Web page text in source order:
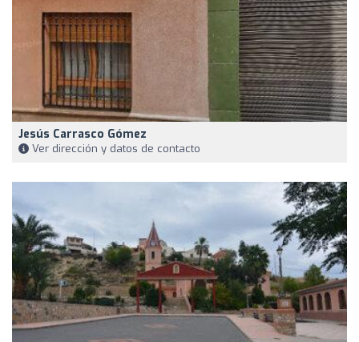
Jesús Carrasco Gómez
Ver dirección y datos de contacto